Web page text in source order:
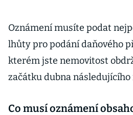
Oznámení musíte podat
lhůty pro podání daňového
kterém jste nemovitost
začátku dubna následujícího
Co musí oznámení